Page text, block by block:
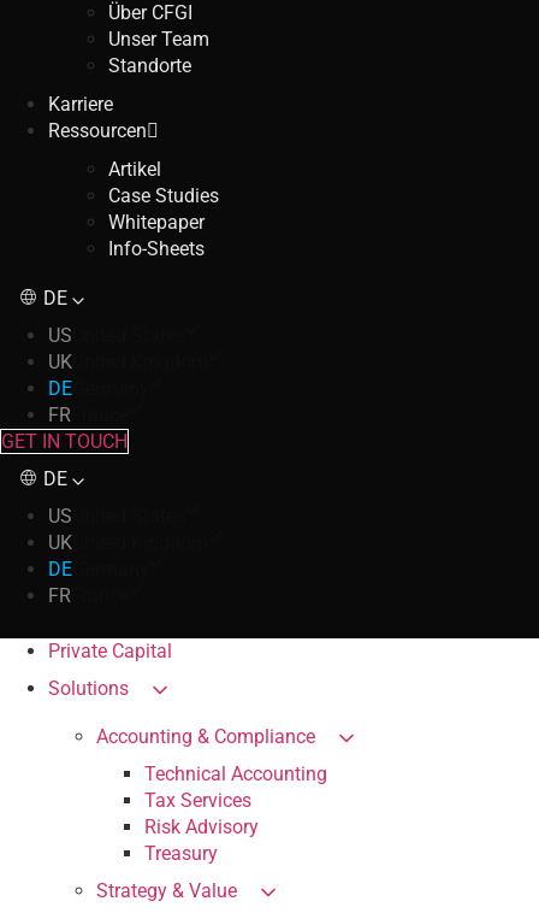
Über CFGI
Unser Team
Standorte
Karriere
Ressourcen
Artikel
Case Studies
Whitepaper
Info-Sheets
DE
US
UK
DE
FR
GET IN TOUCH
DE
US
UK
DE
FR
Private Capital
Solutions
Accounting & Compliance
Technical Accounting
Tax Services
Risk Advisory
Treasury
Strategy & Value